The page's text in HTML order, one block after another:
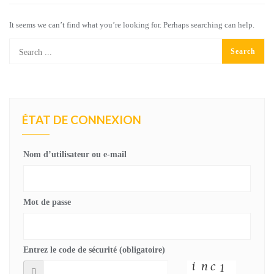
It seems we can’t find what you’re looking for. Perhaps searching can help.
ÉTAT DE CONNEXION
Nom d’utilisateur ou e-mail
Mot de passe
Entrez le code de sécurité (obligatoire)